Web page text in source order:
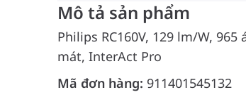
Mô tả sản phẩm
Philips RC160V, 129 lm/W,
mát, InterAct Pro
Mã đơn hàng: 911401545132